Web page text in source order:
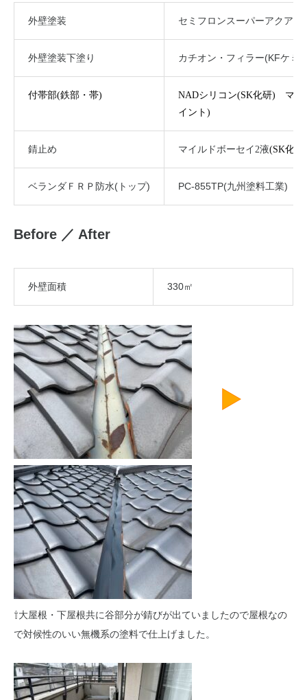
外壁塗装 セミフロンスーパーアクアⅡ
外壁塗装下塗り カチオン・フィラー(KFケミ
付帯部(鉄部・帯)
NADシリコン(SK化研) マル
イント)
錆止め マイルドボーセイ2液(SK化研)
ベランダＦＲＰ防水(トップ) PC-855TP(九州塗料工業)
Before ／ After
外壁面積 330㎡
⇧大屋根・下屋根共に谷部分が錆びが出ていましたので屋根なの
で対候性のいい無機系の塗料で仕上げました。